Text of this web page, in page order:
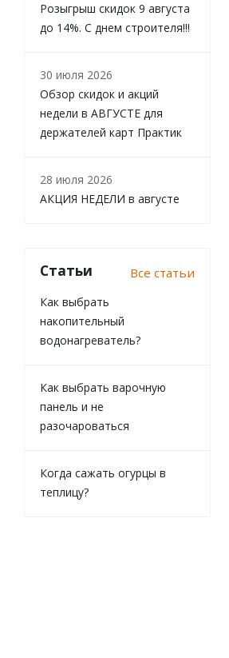
Розыгрыш скидок 9 августа
до 14%. С днем строителя!!!
30 июля 2026
Обзор скидок и акций
недели в АВГУСТЕ для
держателей карт Практик
28 июля 2026
АКЦИЯ НЕДЕЛИ в августе
Статьи Все статьи
Как выбрать
накопительный
водонагреватель?
Как выбрать варочную
панель и не
разочароваться
Когда сажать огурцы в
теплицу?